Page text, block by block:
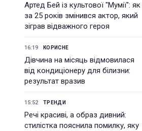
Артед Бей із культової "Мумії": як
за 25 років змінився актор, який
зіграв відважного героя
16:19 КОРИСНЕ
Дівчина на місяць відмовилася
від кондиціонеру для білизни:
результат вразив
15:52 ТРЕНДИ
Речі красиві, а образ дивний:
стилістка пояснила помилку, яку